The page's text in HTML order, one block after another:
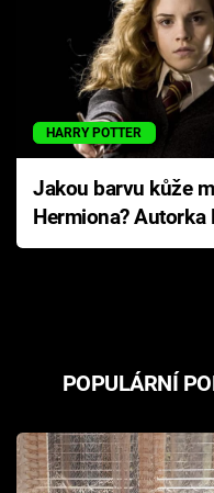
HARRY POTTER
Jakou barvu kůže
Hermiona? Autorka
Pottera přišla s
POPULÁRNÍ